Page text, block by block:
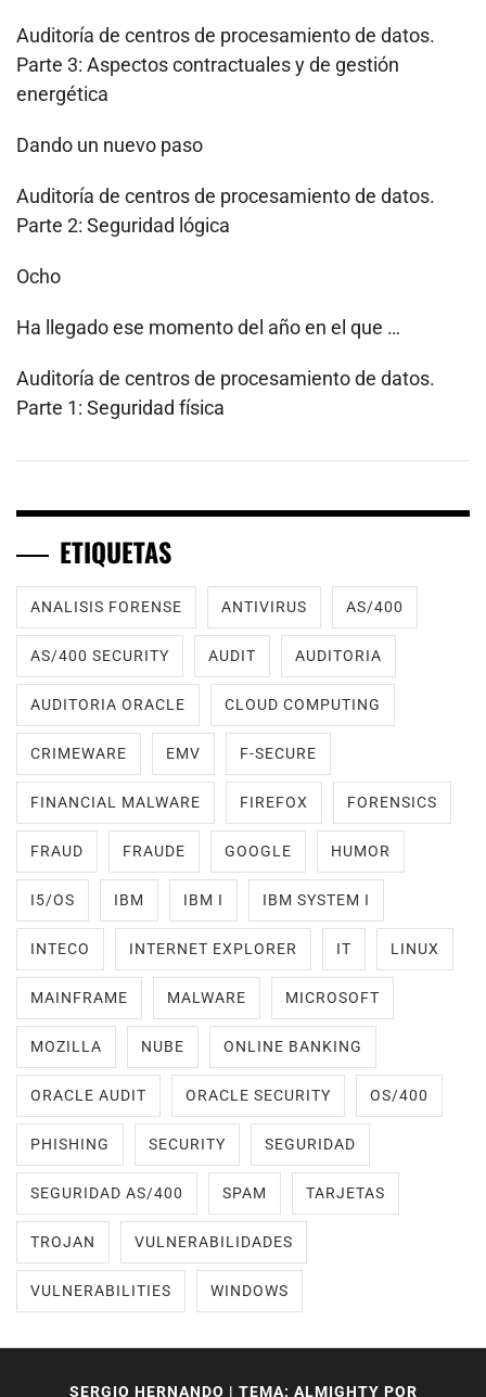
Auditoría de centros de procesamiento de datos.
Parte 3: Aspectos contractuales y de gestión
energética
Dando un nuevo paso
Auditoría de centros de procesamiento de datos.
Parte 2: Seguridad lógica
Ocho
Ha llegado ese momento del año en el que …
Auditoría de centros de procesamiento de datos.
Parte 1: Seguridad física
ETIQUETAS
ANALISIS FORENSE ANTIVIRUS AS/400
AS/400 SECURITY AUDIT AUDITORIA
AUDITORIA ORACLE CLOUD COMPUTING
CRIMEWARE EMV F-SECURE
FINANCIAL MALWARE FIREFOX FORENSICS
FRAUD FRAUDE GOOGLE HUMOR
I5/OS IBM IBM I IBM SYSTEM I
INTECO INTERNET EXPLORER IT LINUX
MAINFRAME MALWARE MICROSOFT
MOZILLA NUBE ONLINE BANKING
ORACLE AUDIT ORACLE SECURITY OS/400
PHISHING SECURITY SEGURIDAD
SEGURIDAD AS/400 SPAM TARJETAS
TROJAN VULNERABILIDADES
VULNERABILITIES WINDOWS
SERGIO HERNANDO | TEMA: ALMIGHTY POR